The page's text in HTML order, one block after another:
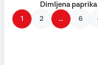
Dimljena paprika
1 2 … 6